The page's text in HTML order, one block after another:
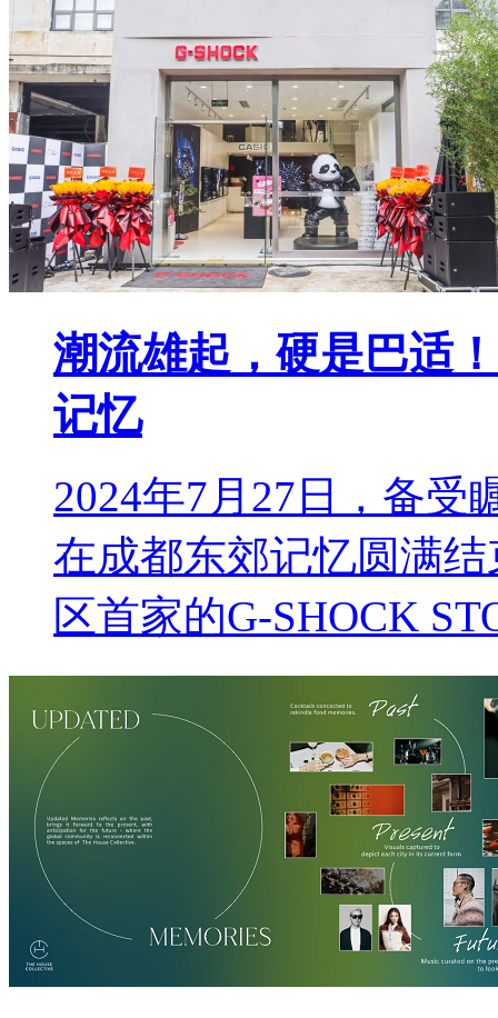
潮流雄起，硬是巴适
记忆
2024年7月27日，备受
在成都东郊记忆圆满
区首家的G-SHOCK